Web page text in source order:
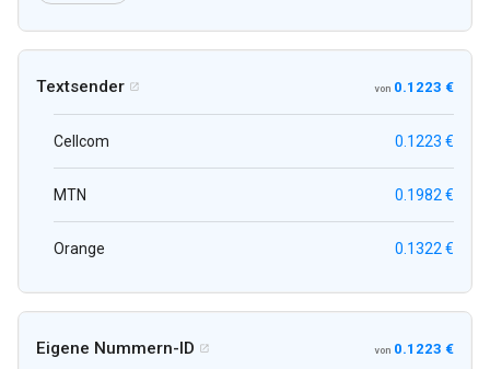
Textsender  von 0.1223 €
Cellcom 0.1223 €
MTN 0.1982 €
Orange 0.1322 €
Eigene Nummern-ID  von 0.1223 €